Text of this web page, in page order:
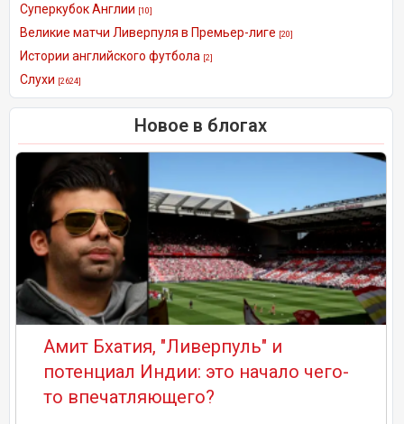
Суперкубок Англии [10]
Великие матчи Ливерпуля в Премьер-лиге [20]
Истории английского футбола [2]
Слухи [2624]
Новое в блогах
Амит Бхатия, "Ливерпуль" и
потенциал Индии: это начало чего-
то впечатляющего?